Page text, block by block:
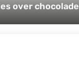
over chocolade